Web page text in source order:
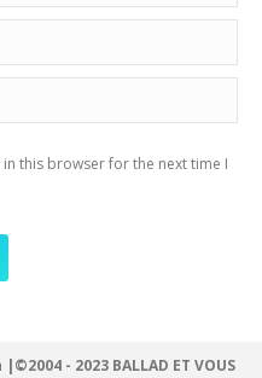
this browser for the next time I
- 2023 BALLAD ET VOUS